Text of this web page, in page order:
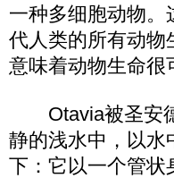
一种多细胞动物
代人类的所有动物
意味着动物生命很
Otavia被圣安德
静的浅水中，以水
下：它以一个管状